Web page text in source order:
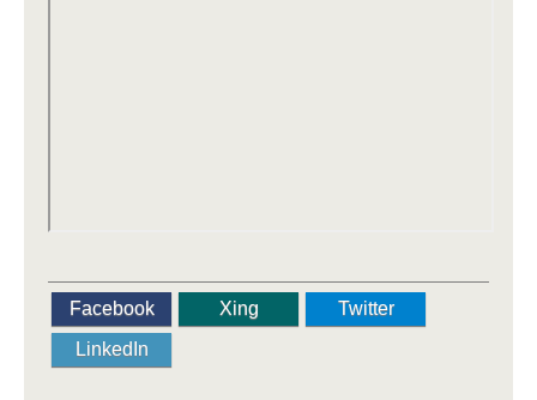
Facebook Xing
Twitter
LinkedIn